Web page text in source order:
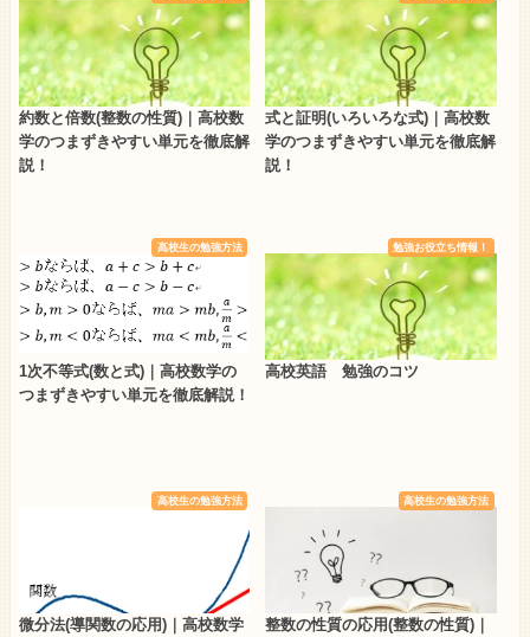
約数と倍数(整数の性質)｜高校数
学のつまずきやすい単元を徹底解
説！
式と証明(いろいろな式)｜高校数
学のつまずきやすい単元を徹底解
説！
高校生の勉強方法
1次不等式(数と式)｜高校数学の
つまずきやすい単元を徹底解説！
勉強お役立ち情報！
高校英語 勉強のコツ
高校生の勉強方法
微分法(導関数の応用)｜高校数学
高校生の勉強方法
整数の性質の応用(整数の性質)｜